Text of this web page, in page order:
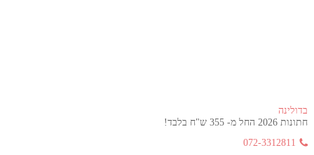
בדולינה
חתונות 2026 החל מ- 355 ש"ח בלבד!
072-3312811